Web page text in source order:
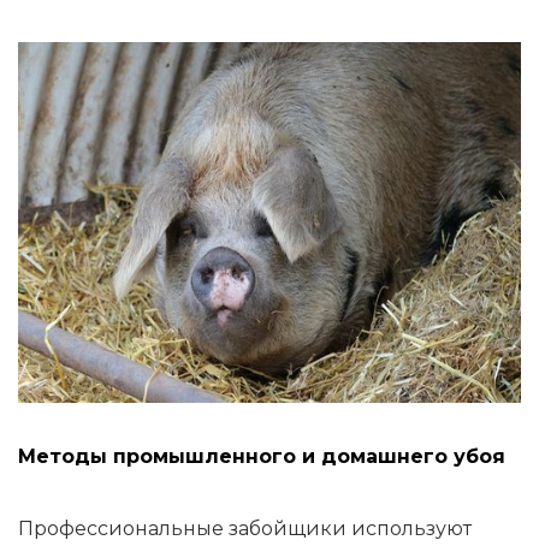
Методы промышленного и домашнего убоя
Профессиональные забойщики используют